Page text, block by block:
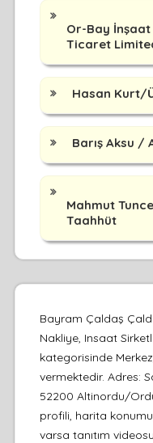
Or-Bay
Ticaret
Hasan Kurt/
Barış Aksu /
Mahmut
Taahhüt
Bayram Çaldaş
Nakliye, Insaat
kategorisinde
vermektedir. Adres:
52200 Altinordu/
profili, harita
varsa tanıtım